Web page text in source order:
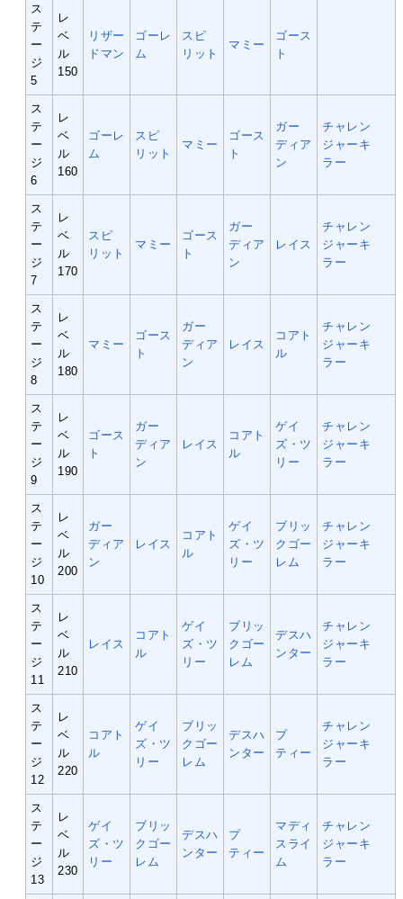
ス
テ
ー
ジ
5
レ
ベ
ル
150
リザー
ドマン
ゴーレ
ム
スピ
リット
マミー
ゴース
ト
ス
テ
ー
ジ
6
レ
ベ
ル
160
ゴーレ
ム
スピ
リット
マミー
ゴース
ト
ガー
ディア
ン
チャレン
ジャーキ
ラー
ス
テ
ー
ジ
7
レ
ベ
ル
170
スピ
リット
マミー
ゴース
ト
ガー
ディア
ン
レイス
チャレン
ジャーキ
ラー
ス
テ
ー
ジ
8
レ
ベ
ル
180
マミー
ゴース
ト
ガー
ディア
ン
レイス
コアト
ル
チャレン
ジャーキ
ラー
ス
テ
ー
ジ
9
レ
ベ
ル
190
ゴース
ト
ガー
ディア
ン
レイス
コアト
ル
ゲイ
ズ・ツ
リー
チャレン
ジャーキ
ラー
ス
テ
ー
ジ
10
レ
ベ
ル
200
ガー
ディア
ン
レイス
コアト
ル
ゲイ
ズ・ツ
リー
ブリッ
クゴー
レム
チャレン
ジャーキ
ラー
ス
テ
ー
ジ
11
レ
ベ
ル
210
レイス
コアト
ル
ゲイ
ズ・ツ
リー
ブリッ
クゴー
レム
デスハ
ンター
チャレン
ジャーキ
ラー
ス
テ
ー
ジ
12
レ
ベ
ル
220
コアト
ル
ゲイ
ズ・ツ
リー
ブリッ
クゴー
レム
デスハ
ンター
プ
ティー
チャレン
ジャーキ
ラー
ス
テ
ー
ジ
13
レ
ベ
ル
230
ゲイ
ズ・ツ
リー
ブリッ
クゴー
レム
デスハ
ンター
プ
ティー
マディ
スライ
ム
チャレン
ジャーキ
ラー